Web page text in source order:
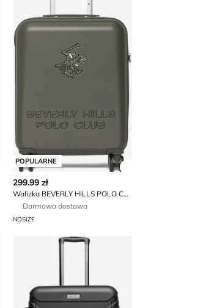
Zobacz szczegóły produktu
POPULARNE
299.99 zł
Walizka BEVERLY HILLS POLO CLUB
Darmowa dostawa
NOSIZE
Walizka Gino Rossi